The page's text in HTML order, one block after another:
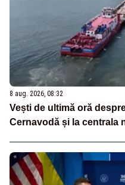
8 aug. 2026, 08:32
Vești de ultimă oră
Cernavodă și la centrala